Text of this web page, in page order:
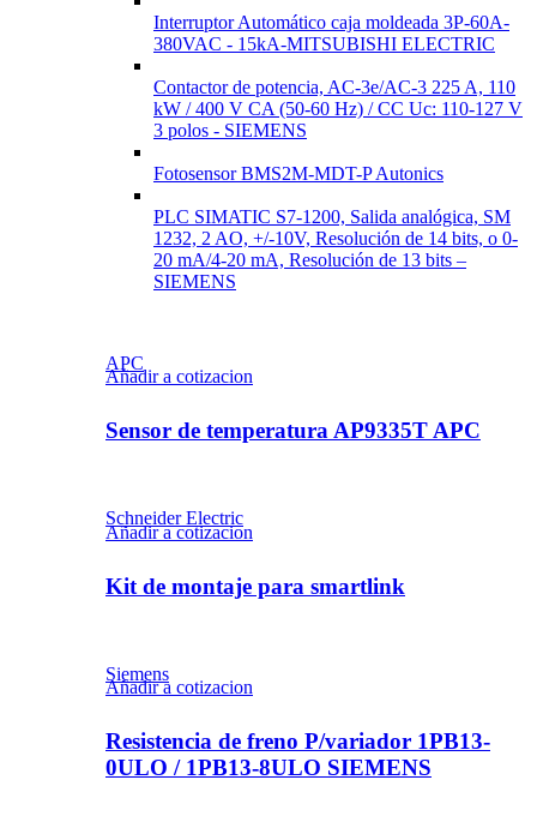
Interruptor Automático caja moldeada 3P-60A-
380VAC - 15kA-MITSUBISHI ELECTRIC
Contactor de potencia, AC-3e/AC-3 225 A, 110
kW / 400 V CA (50-60 Hz) / CC Uc: 110-127 V
3 polos - SIEMENS
Fotosensor BMS2M-MDT-P Autonics
PLC SIMATIC S7-1200, Salida analógica, SM
1232, 2 AO, +/-10V, Resolución de 14 bits, o 0-
20 mA/4-20 mA, Resolución de 13 bits –
SIEMENS
APC
Añadir a cotizacion
Sensor de temperatura AP9335T APC
Schneider Electric
Añadir a cotizacion
Kit de montaje para smartlink
Siemens
Añadir a cotizacion
Resistencia de freno P/variador 1PB13-
0ULO / 1PB13-8ULO SIEMENS